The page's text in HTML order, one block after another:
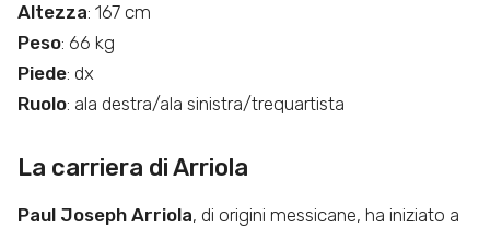
Altezza: 167 cm
Peso: 66 kg
Piede: dx
Ruolo: ala destra/ala sinistra/trequartista
La carriera di Arriola
Paul Joseph Arriola, di origini messicane, ha iniziato a